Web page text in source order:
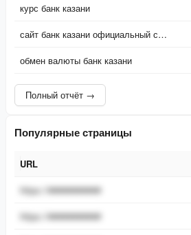
курс банк казани
сайт банк казани официальный сайт
обмен валюты банк казани
Полный отчёт →
Популярные страницы
URL
URL
https://###########
https://###########